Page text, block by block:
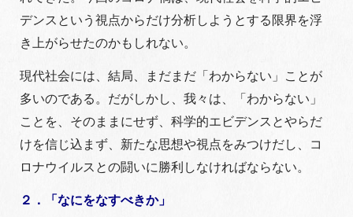
デンスという視点からだけ分析しようとする限界を浮
き上がらせたのかもしれない。
現代社会には、結局、まだまだ「わからない」ことが
多いのである。だがしかし、我々は、「わからない」
ことを、そのままにせず、科学的エビデンスとやらだ
けを信じ込まず、新たな思想や視点をみつけだし、コ
ロナウイルスとの闘いに勝利しなければならない。
２．「なにをなすべきか」